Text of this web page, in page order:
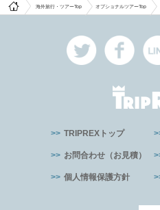
海外旅行・ツアーTop オプショナルツアーTop
TRIPREXトップ
お問合わせ（お見積）
個人情報保護方針